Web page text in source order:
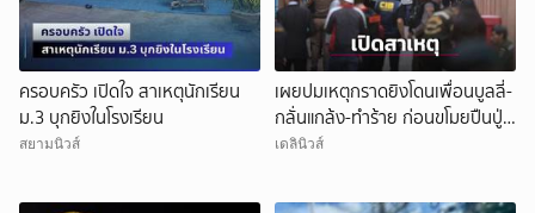
ครอบครัว เปิดใจ สาเหตุนักเรียน
ม.3 บุกยิงในโรงเรียน
สยามนิวส์
เผยปมเหตุกราดยิงโดนเพื่อนบูลลี่-
กลั่นแกล้ง-ทำร้าย ก่อนขโมยปืนปู่
ก่อเหตุ
เดลินิวส์